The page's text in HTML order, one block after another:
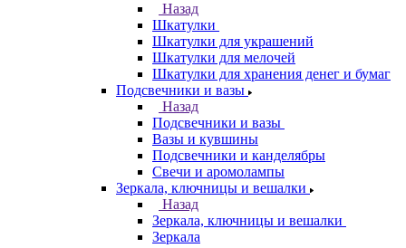
Назад
Шкатулки
Шкатулки для украшений
Шкатулки для мелочей
Шкатулки для хранения денег и бумаг
Подсвечники и вазы
Назад
Подсвечники и вазы
Вазы и кувшины
Подсвечники и канделябры
Свечи и аромолампы
Зеркала, ключницы и вешалки
Назад
Зеркала, ключницы и вешалки
Зеркала